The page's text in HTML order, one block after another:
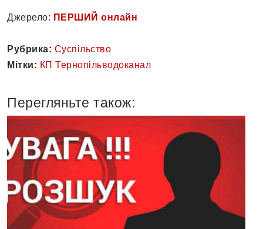
Джерело: ПЕРШИЙ онлайн
Рубрика: Суспільство
Мітки: КП Тернопільводоканал
Перегляньте також: